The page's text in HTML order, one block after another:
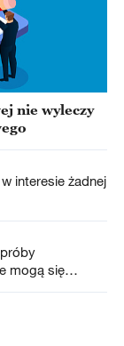
nie wyleczy
interesie żadnej
mogą się